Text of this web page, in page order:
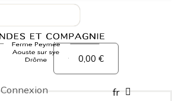
Connexion
0,00 €
fr